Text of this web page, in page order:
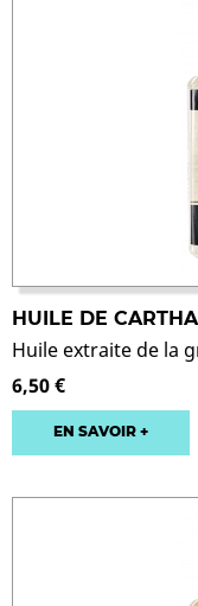
HUILE DE
Huile extraite de la
6,50 €
EN SAVOIR +